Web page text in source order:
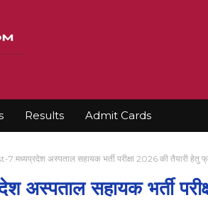
Results Admit Cards
7:मध्यप्रदेश अस्पताल सहायक भर्ती परीक्षा 2026 की तैयारी
अस्पताल सहायक भर्ती